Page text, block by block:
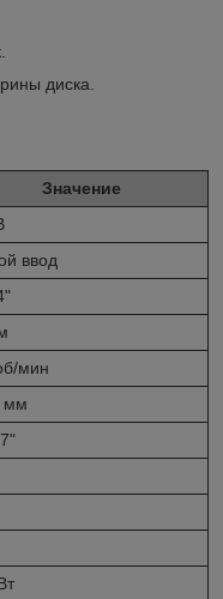
диска.
Значение
ввод
мин
мм